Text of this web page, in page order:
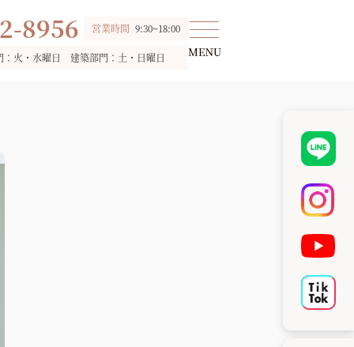
8956 営業時間 9:30~18:00
：火・水曜日 建築部門：土・日曜日